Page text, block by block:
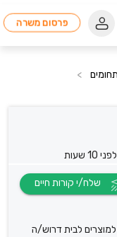
פרסום משרה
>
לפני 10 שעות
לבית דרוש/ה